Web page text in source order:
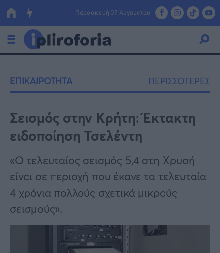
Παρασκευή 07 Αυγούστου
Οικονομία
Πολιτική
Τράπεζες
Επιδοτήσεις
ΕΣΠΑ
Κόσμος
Lifestyle
Αθλητικά
Υγεία
Γυναίκα
ΕΠΙΚΑΙΡΟΤΗΤΑ ΠΕΡΙΣΣΟΤΕΡΕΣ
Σεισμός στην Κρήτη: Έκτακτη
ειδοποίηση Τσελέντη
«Ο τελευταίος σεισμός 5,4 στη Χρυσή
είναι σε περιοχή που έκανε τα τελευταία
4 χρόνια πολλούς σχετικά μικρούς
σεισμούς».